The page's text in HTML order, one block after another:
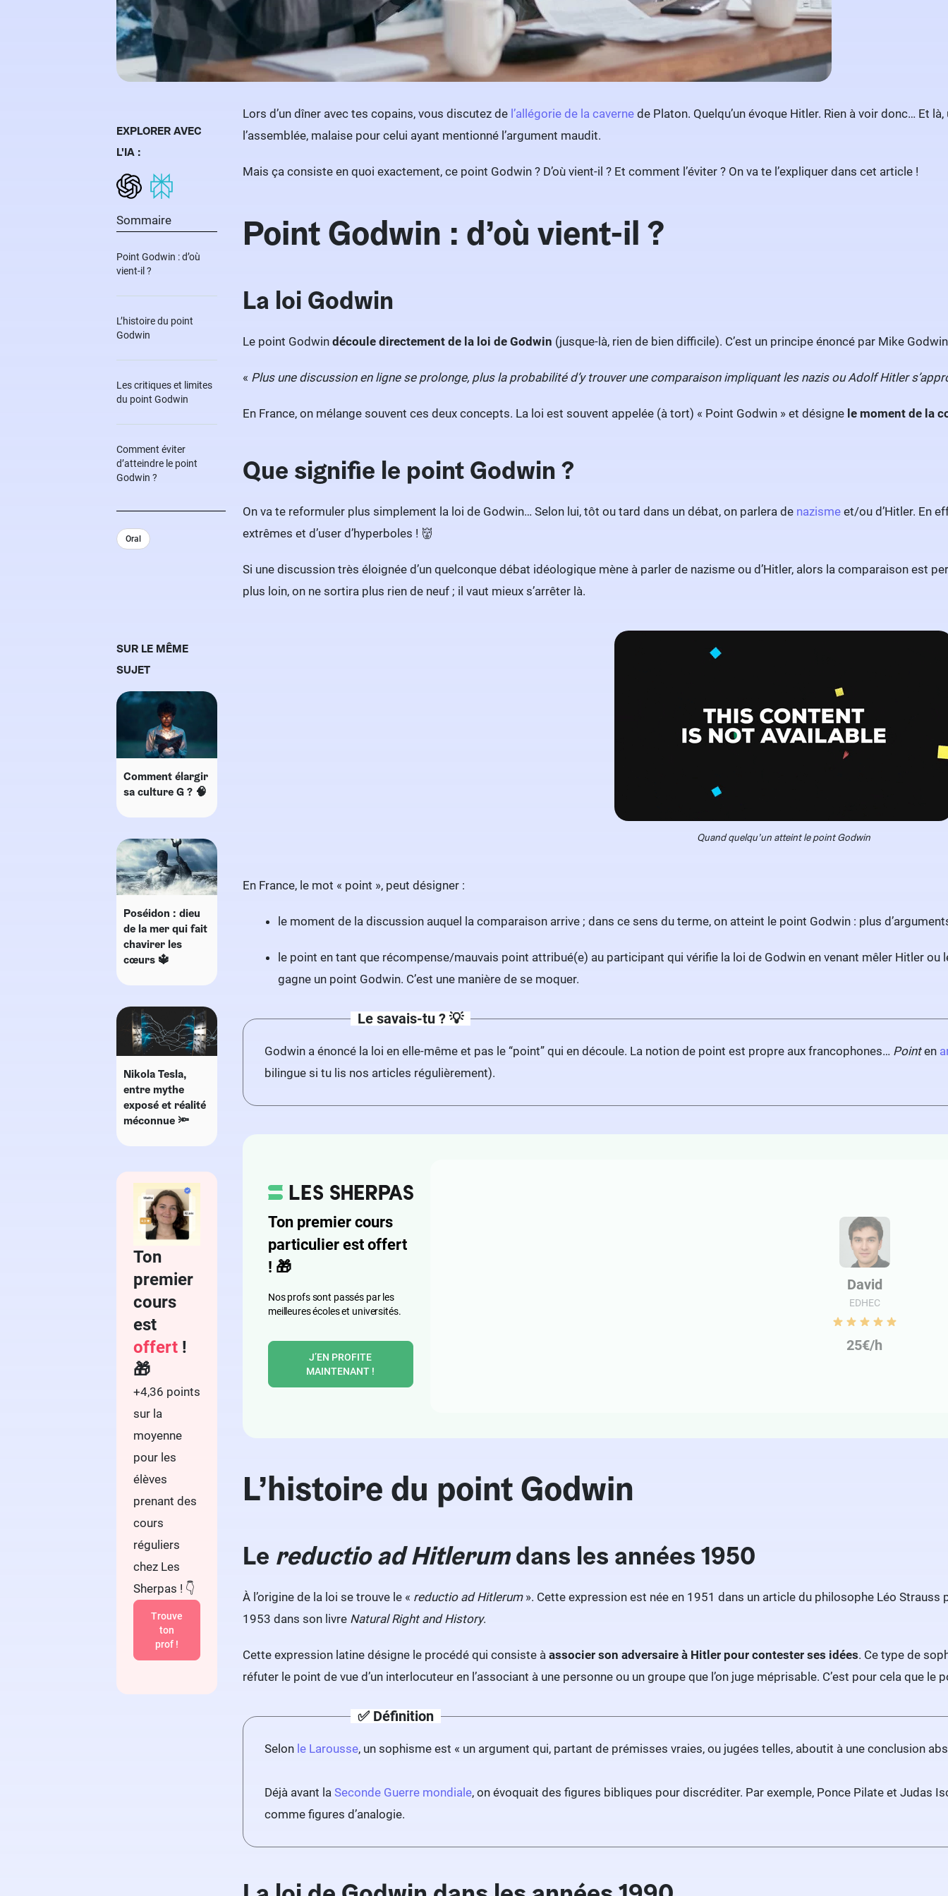
Lors d’un dîner avec tes copains, vous discutez de l’allégorie de la caverne de Platon. Quelqu’un évoque Hitler. Rien à voir donc… Et
l’assemblée, malaise pour celui ayant mentionné l’argument maudit.
Mais ça consiste en quoi exactement, ce point Godwin ? D’où vient-il ? Et comment l’éviter ? On va te l’expliquer dans cet article !
Point Godwin : d’où vient-il ?
La loi Godwin
Le point Godwin découle directement de la loi de Godwin (jusque-là, rien de bien difficile). C’est un principe énoncé par Mike
« Plus une discussion en ligne se prolonge, plus la probabilité d’y trouver une comparaison impliquant les nazis ou Adolf Hitler
En France, on mélange souvent ces deux concepts. La loi est souvent appelée (à tort) « Point Godwin » et désigne le moment de la
Que signifie le point Godwin ?
On va te reformuler plus simplement la loi de Godwin… Selon lui, tôt ou tard dans un débat, on parlera de nazisme et/ou d’Hitler. En
extrêmes et d’user d’hyperboles ! 👹
Si une discussion très éloignée d’un quelconque débat idéologique mène à parler de nazisme ou d’Hitler, alors la comparaison est
plus loin, on ne sortira plus rien de neuf ; il vaut mieux s’arrêter là.
Quand quelqu’un atteint le point Godwin
En France, le mot « point », peut désigner :
le moment de la discussion auquel la comparaison arrive ; dans ce sens du terme, on atteint le point Godwin : plus
le point en tant que récompense/mauvais point attribué(e) au participant qui vérifie la loi de Godwin en venant mêler Hitler ou
gagne un point Godwin. C’est une manière de se moquer.
Le savais-tu ? 💡
Godwin a énoncé la loi en elle-même et pas le “point” qui en découle. La notion de point est propre aux francophones… Pointen
bilingue si tu lis nos articles régulièrement).
David
EDHEC
25€/h
Ton premier cours
particulier est offert
! 🎁
Nos profs sont passés par les
meilleures écoles et universités.
J’EN PROFITE
MAINTENANT !
L’histoire du point Godwin
Le reductio ad Hitlerumdans les années 1950
À l’origine de la loi se trouve le « reductio ad Hitlerum». Cette expression est née en 1951 dans un article du philosophe Léo Strauss
1953 dans son livre Natural Right and History.
Cette expression latine désigne le procédé qui consiste à associer son adversaire à Hitler pour contester ses idées. Ce type de
réfuter le point de vue d’un interlocuteur en l’associant à une personne ou un groupe que l’on juge méprisable. C’est pour cela que
✅ Définition
Selon le Larousse, un sophisme est « un argument qui, partant de prémisses vraies, ou jugées telles, aboutit à une conclusion
Déjà avant la Seconde Guerre mondiale, on évoquait des figures bibliques pour discréditer. Par exemple, Ponce Pilate et Judas
comme figures d’analogie.
EXPLORER AVEC
L'IA :
Sommaire
Point Godwin : d’où
vient-il ?
L’histoire du point
Godwin
Les critiques et limites
du point Godwin
Comment éviter
d’atteindre le point
Godwin ?
Oral
SUR LE MÊME
SUJET
Comment élargir
sa culture G ? 🧠
Poséidon : dieu
de la mer qui fait
chavirer les
cœurs 🔱
Nikola Tesla,
entre mythe
exposé et réalité
méconnue 🔦
Ton
premier
cours
est
offert !
🎁
+4,36 points
sur la
moyenne
pour les
élèves
prenant des
cours
réguliers
chez Les
Sherpas ! 👇
Trouve
ton
prof !